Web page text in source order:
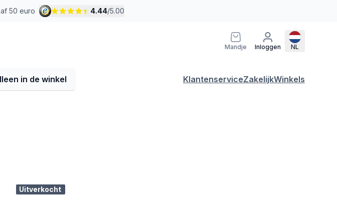
50 euro 4.44/5.00
Mandje Inloggen NL
in de winkel KlantenserviceZakelijkWinkels
Uitverkocht